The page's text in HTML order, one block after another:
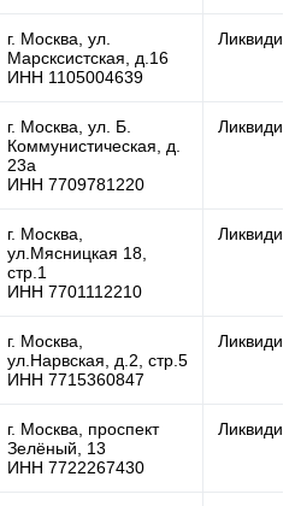
г. Москва, ул.
Марсксистская, д.16
ИНН 1105004639
г. Москва, ул. Б.
Коммунистическая, д.
23а
ИНН 7709781220
г. Москва,
ул.Мясницкая 18,
стр.1
ИНН 7701112210
г. Москва,
ул.Нарвская, д.2, стр.5
ИНН 7715360847
г. Москва, проспект
Зелёный, 13
ИНН 7722267430